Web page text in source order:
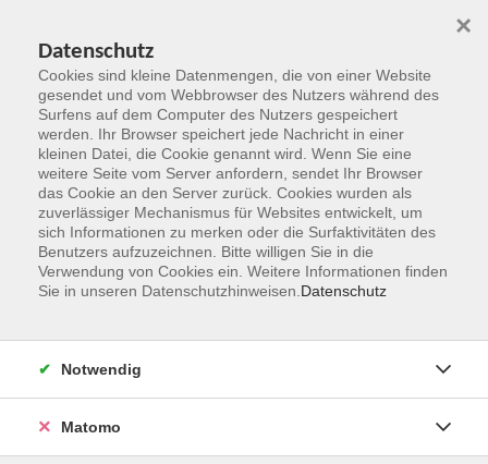
Zum Hauptinhalt springen
Der Kurs konnte nicht gefunden werden.
Erich-Kästner-Str. 5
65232 Taunusstein
Datenschutz
Cookies sind kleine Datenmengen, die von einer Website
gesendet und vom Webbrowser des Nutzers während des
Surfens auf dem Computer des Nutzers gespeichert
werden. Ihr Browser speichert jede Nachricht in einer
kleinen Datei, die Cookie genannt wird. Wenn Sie eine
weitere Seite vom Server anfordern, sendet Ihr Browser
das Cookie an den Server zurück. Cookies wurden als
zuverlässiger Mechanismus für Websites entwickelt, um
sich Informationen zu merken oder die Surfaktivitäten des
Benutzers aufzuzeichnen. Bitte willigen Sie in die
Verwendung von Cookies ein. Weitere Informationen finden
Sie in unseren Datenschutzhinweisen. Datenschutz
×
Notwendig
Matomo